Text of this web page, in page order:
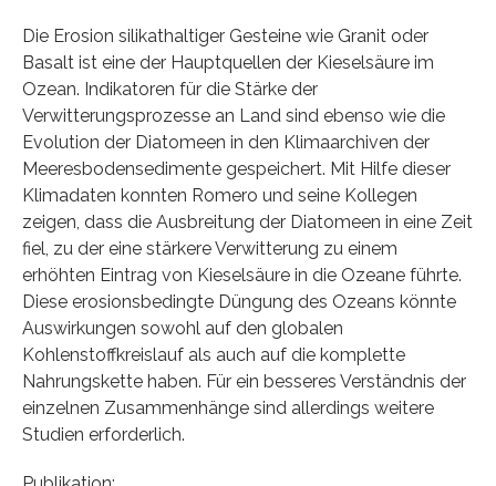
Die Erosion silikathaltiger Gesteine wie Granit oder
Basalt ist eine der Hauptquellen der Kieselsäure im
Ozean. Indikatoren für die Stärke der
Verwitterungsprozesse an Land sind ebenso wie die
Evolution der Diatomeen in den Klimaarchiven der
Meeresbodensedimente gespeichert. Mit Hilfe dieser
Klimadaten konnten Romero und seine Kollegen
zeigen, dass die Ausbreitung der Diatomeen in eine Zeit
fiel, zu der eine stärkere Verwitterung zu einem
erhöhten Eintrag von Kieselsäure in die Ozeane führte.
Diese erosionsbedingte Düngung des Ozeans könnte
Auswirkungen sowohl auf den globalen
Kohlenstoffkreislauf als auch auf die komplette
Nahrungskette haben. Für ein besseres Verständnis der
einzelnen Zusammenhänge sind allerdings weitere
Studien erforderlich.